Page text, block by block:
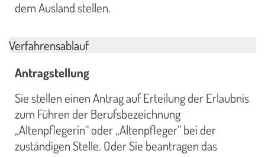
dem Ausland stellen.
Verfahrensablauf
Antragstellung
Sie stellen einen Antrag auf Erteilung der Erlaubnis
zum Führen der Berufsbezeichnung
„Altenpflegerin“ oder „Altenpfleger“ bei der
zuständigen Stelle. Oder Sie beantragen das